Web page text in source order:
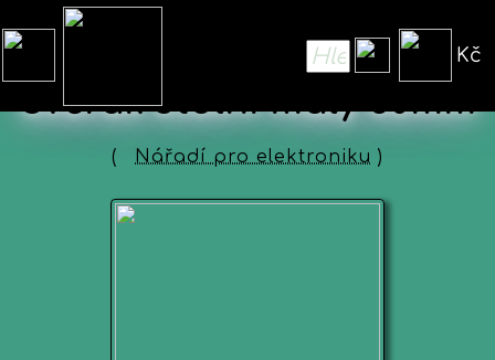
Kč
Svěrák stolní malý 50mm
( Nářadí pro elektroniku )